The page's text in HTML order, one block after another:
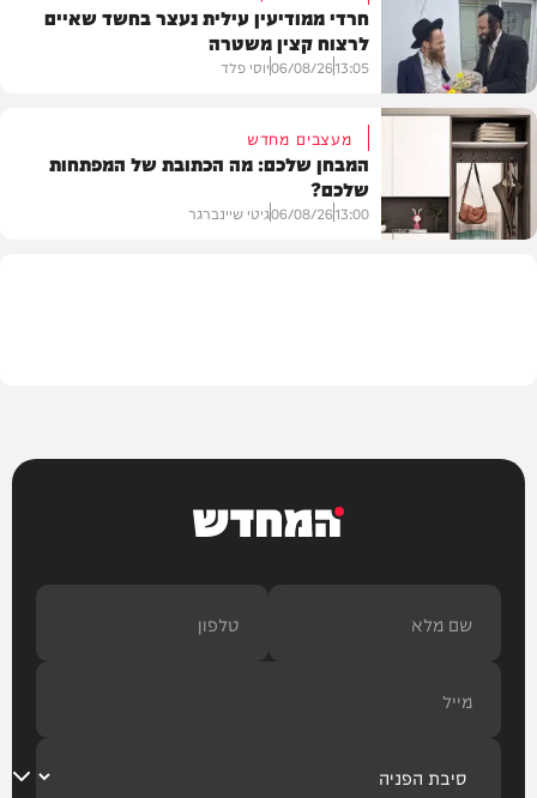
משפט
חרדים
חרדי ממודיעין עילית נעצר בחשד שאיים
לרצוח קצין משטרה
13:05
06/08/26יוסי פלד
מעצבים מחדש
המבחן שלכם: מה הכתובת של המפתחות
שלכם?
13:00
06/08/26גיטי שיינברגר
המחדש